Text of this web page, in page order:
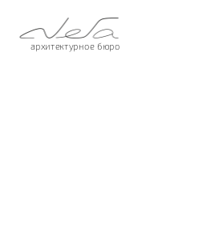
архитектурное бюро